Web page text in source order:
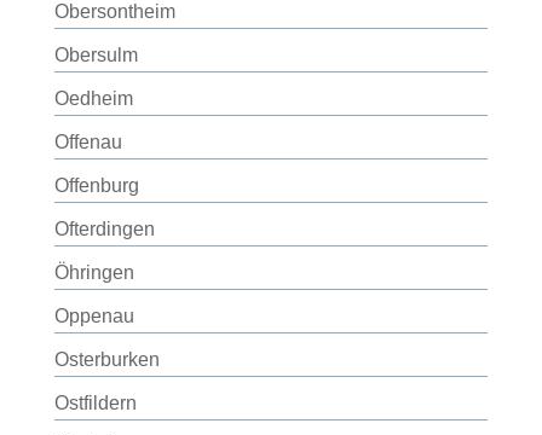
Obersontheim
Obersulm
Oedheim
Offenau
Offenburg
Ofterdingen
Öhringen
Oppenau
Osterburken
Ostfildern